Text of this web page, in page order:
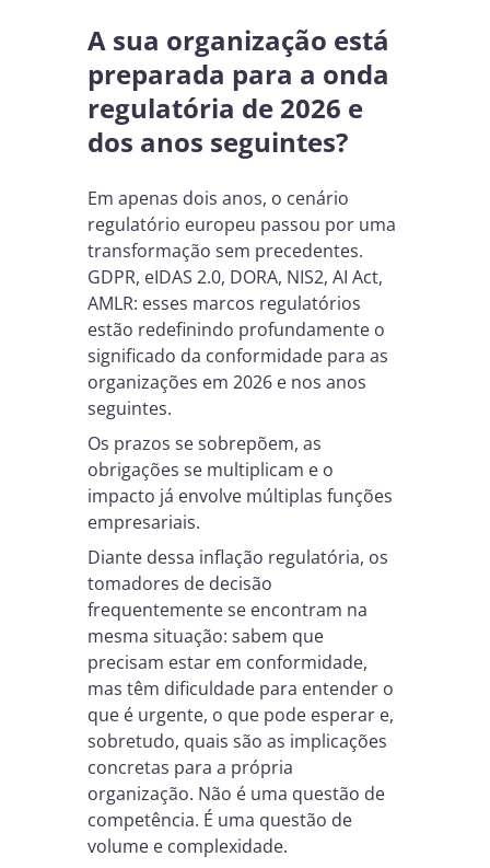
A sua organização está
preparada para a onda
regulatória de 2026 e
dos anos seguintes?
Em apenas dois anos, o cenário
regulatório europeu passou por uma
transformação sem precedentes.
GDPR, eIDAS 2.0, DORA, NIS2, AI Act,
AMLR: esses marcos regulatórios
estão redefinindo profundamente o
significado da conformidade para as
organizações em 2026 e nos anos
seguintes.
Os prazos se sobrepõem, as
obrigações se multiplicam e o
impacto já envolve múltiplas funções
empresariais.
Diante dessa inflação regulatória, os
tomadores de decisão
frequentemente se encontram na
mesma situação: sabem que
precisam estar em conformidade,
mas têm dificuldade para entender o
que é urgente, o que pode esperar e,
sobretudo, quais são as implicações
concretas para a própria
organização. Não é uma questão de
competência. É uma questão de
volume e complexidade.